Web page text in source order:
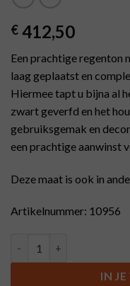
€ 412,50
Een prachtige regenton
laag geplaatst en
Hiermee tapt u bijna al
zwart geverfd en het
gebruiksgemak en
een prachtige aanwinst
Deze maat is ook in
Artikelnummer: 10956
IN